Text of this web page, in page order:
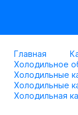
Главная
Холодильное
Холодильные
Холодильные
Холодильная